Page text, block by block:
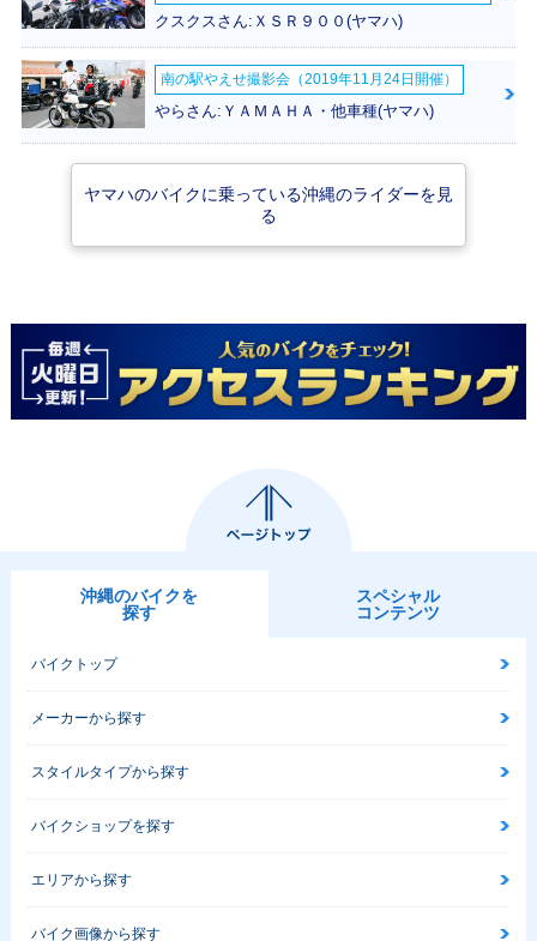
SMAX クスクスさん:ＸＳＲ９００(ヤマハ)
南の駅やえせ撮影会（2019年11月24日開催）
やらさん:ＹＡＭＡＨＡ・他車種(ヤマハ)
ヤマハのバイクに乗っている沖縄のライダーを見
る
沖縄のバイクを
探す
スペシャル
コンテンツ
バイクトップ
メーカーから探す
スタイルタイプから探す
バイクショップを探す
エリアから探す
バイク画像から探す